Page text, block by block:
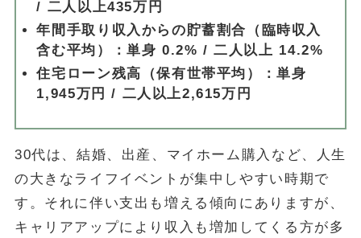
/ 二人以上435万円
年間手取り収入からの貯蓄割合（臨時収入
含む平均）：単身 0.2% / 二人以上 14.2%
住宅ローン残高（保有世帯平均）：単身
1,945万円 / 二人以上2,615万円
30代は、結婚、出産、マイホーム購入など、人生
の大きなライフイベントが集中しやすい時期で
す。それに伴い支出も増える傾向にありますが、
キャリアアップにより収入も増加してくる方が多